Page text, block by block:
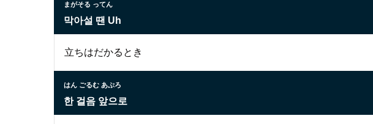
まがそる ってん
막아설 땐 Uh
立ちはだかるとき
はん ごるむ あぷろ
한 걸음 앞으로